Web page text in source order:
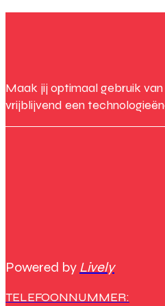
Maak jij optimaal gebruik
vrijblijvend een
Powered by Lively
TELEFOONNUMMER: